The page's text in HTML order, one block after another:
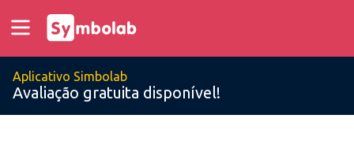
Aplicativo Simbolab
Avaliação gratuita disponível!